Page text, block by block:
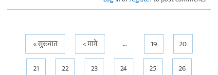
Pages« सुरुवात < मागे … 19
20
21
22 23 24 25
26